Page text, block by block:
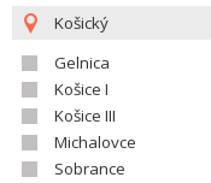
Košický
Gelnica
Košice I
Košice III
Michalovce
Sobrance